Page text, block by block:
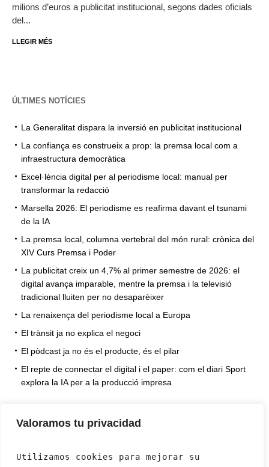
Valoramos tu privacidad
Utilizamos cookies para mejorar su
milions d’euros a publicitat institucional, segons dades oficials
del...
LLEGIR MÉS
ÚLTIMES NOTÍCIES
La Generalitat dispara la inversió en publicitat institucional
La confiança es construeix a prop: la premsa local com a
infraestructura democràtica
Excel·lència digital per al periodisme local: manual per
transformar la redacció
Marsella 2026: El periodisme es reafirma davant el tsunami
de la IA
La premsa local, columna vertebral del món rural: crònica del
XIV Curs Premsa i Poder
La publicitat creix un 4,7% al primer semestre de 2026: el
digital avança imparable, mentre la premsa i la televisió
tradicional lluiten per no desaparèixer
La renaixença del periodisme local a Europa
El trànsit ja no explica el negoci
El pòdcast ja no és el producte, és el pilar
El repte de connectar el digital i el paper: com el diari Sport
explora la IA per a la producció impresa